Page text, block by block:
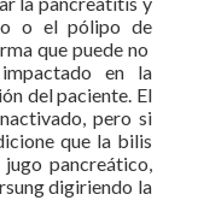
o el pólipo de
que puede no
en la
del paciente. El
pero si
que la bilis
pancreático,
digiriendo la